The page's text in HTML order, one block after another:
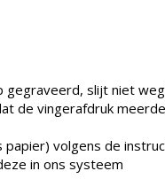
gegraveerd, slijt niet
de vingerafdruk
volgens de
in ons systeem